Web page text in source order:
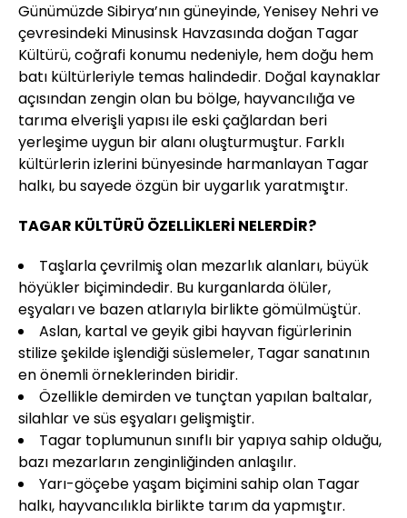
Günümüzde Sibirya’nın güneyinde, Yenisey Nehri ve
çevresindeki Minusinsk Havzasında doğan Tagar
Kültürü, coğrafi konumu nedeniyle, hem doğu hem
batı kültürleriyle temas halindedir. Doğal kaynaklar
açısından zengin olan bu bölge, hayvancılığa ve
tarıma elverişli yapısı ile eski çağlardan beri
yerleşime uygun bir alanı oluşturmuştur. Farklı
kültürlerin izlerini bünyesinde harmanlayan Tagar
halkı, bu sayede özgün bir uygarlık yaratmıştır.
TAGAR KÜLTÜRÜ ÖZELLİKLERİ NELERDİR?
Taşlarla çevrilmiş olan mezarlık alanları, büyük
höyükler biçimindedir. Bu kurganlarda ölüler,
eşyaları ve bazen atlarıyla birlikte gömülmüştür.
Aslan, kartal ve geyik gibi hayvan figürlerinin
stilize şekilde işlendiği süslemeler, Tagar sanatının
en önemli örneklerinden biridir.
Özellikle demirden ve tunçtan yapılan baltalar,
silahlar ve süs eşyaları gelişmiştir.
Tagar toplumunun sınıflı bir yapıya sahip olduğu,
bazı mezarların zenginliğinden anlaşılır.
Yarı-göçebe yaşam biçimini sahip olan Tagar
halkı, hayvancılıkla birlikte tarım da yapmıştır.